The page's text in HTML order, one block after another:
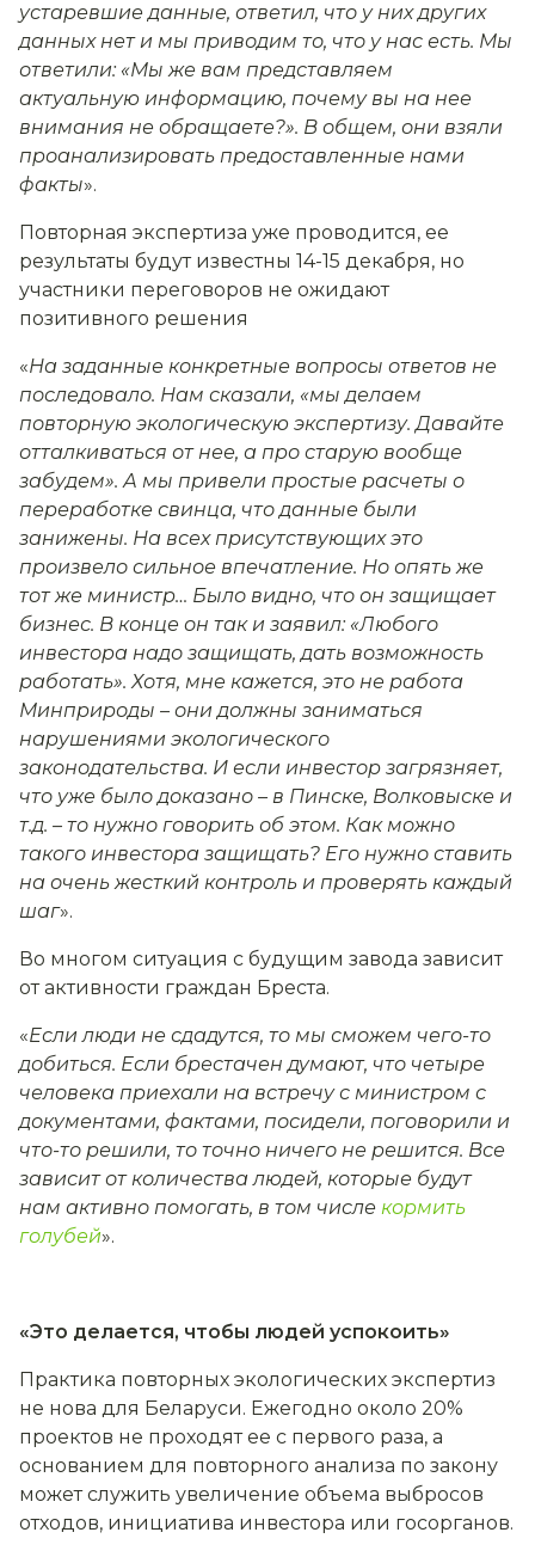
устаревшие данные, ответил, что у них других
данных нет и мы приводим то, что у нас есть. Мы
ответили: «Мы же вам представляем
актуальную информацию, почему вы на нее
внимания не обращаете?». В общем, они взяли
проанализировать предоставленные нами
факты».
Повторная экспертиза уже проводится, ее
результаты будут известны 14-15 декабря, но
участники переговоров не ожидают
позитивного решения
«На заданные конкретные вопросы ответов не
последовало. Нам сказали, «мы делаем
повторную экологическую экспертизу. Давайте
отталкиваться от нее, а про старую вообще
забудем». А мы привели простые расчеты о
переработке свинца, что данные были
занижены. На всех присутствующих это
произвело сильное впечатление. Но опять же
тот же министр… Было видно, что он защищает
бизнес. В конце он так и заявил: «Любого
инвестора надо защищать, дать возможность
работать». Хотя, мне кажется, это не работа
Минприроды – они должны заниматься
нарушениями экологического
законодательства. И если инвестор загрязняет,
что уже было доказано – в Пинске, Волковыске и
т.д. – то нужно говорить об этом. Как можно
такого инвестора защищать? Его нужно ставить
на очень жесткий контроль и проверять каждый
шаг».
Во многом ситуация с будущим завода зависит
от активности граждан Бреста.
«Если люди не сдадутся, то мы сможем чего-то
добиться. Если брестачен думают, что четыре
человека приехали на встречу с министром с
документами, фактами, посидели, поговорили и
что-то решили, то точно ничего не решится. Все
зависит от количества людей, которые будут
нам активно помогать, в том числе кормить
голубей».
«Это делается, чтобы людей успокоить»
Практика повторных экологических экспертиз
не нова для Беларуси. Ежегодно около 20%
проектов не проходят ее с первого раза, а
основанием для повторного анализа по закону
может служить увеличение объема выбросов
отходов, инициатива инвестора или госорганов.